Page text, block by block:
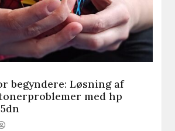
begyndere: Løsning af
med hp